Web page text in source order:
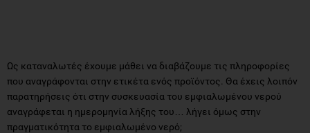
Ως καταναλωτές έχουμε μάθει να διαβάζουμε τις πληροφορίες
που αναγράφονται στην ετικέτα ενός προϊόντος. Θα έχεις λοιπόν
παρατηρήσεις ότι στην συσκευασία του εμφιαλωμένου νερού
αναγράφεται η ημερομηνία λήξης του… λήγει όμως στην
πραγματικότητα το εμφιαλωμένο νερό;